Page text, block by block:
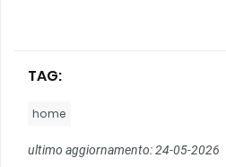
TAG:
home
ultimo aggiornamento: 24-05-2026